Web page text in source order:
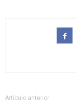
Artículo anterior